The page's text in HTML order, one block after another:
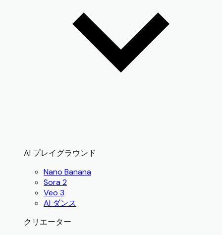
AI プレイグラウンド
Nano Banana
Sora 2
Veo 3
AI ダンス
クリエーター